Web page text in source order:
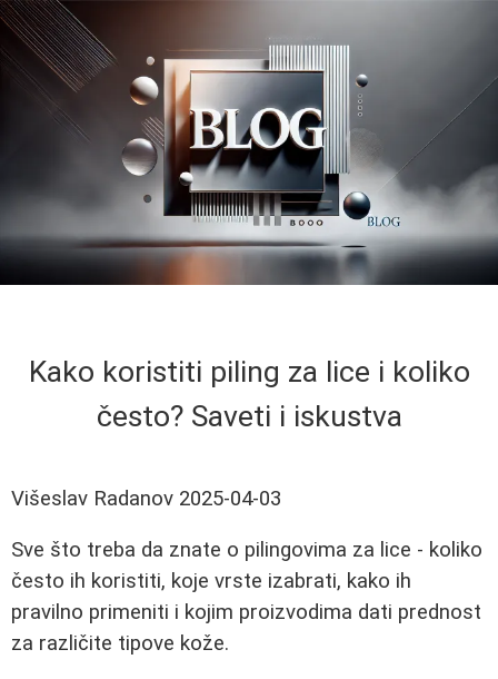
Kako koristiti piling za lice i koliko
često? Saveti i iskustva
Višeslav Radanov 2025-04-03
Sve što treba da znate o pilingovima za lice - koliko
često ih koristiti, koje vrste izabrati, kako ih
pravilno primeniti i kojim proizvodima dati prednost
za različite tipove kože.